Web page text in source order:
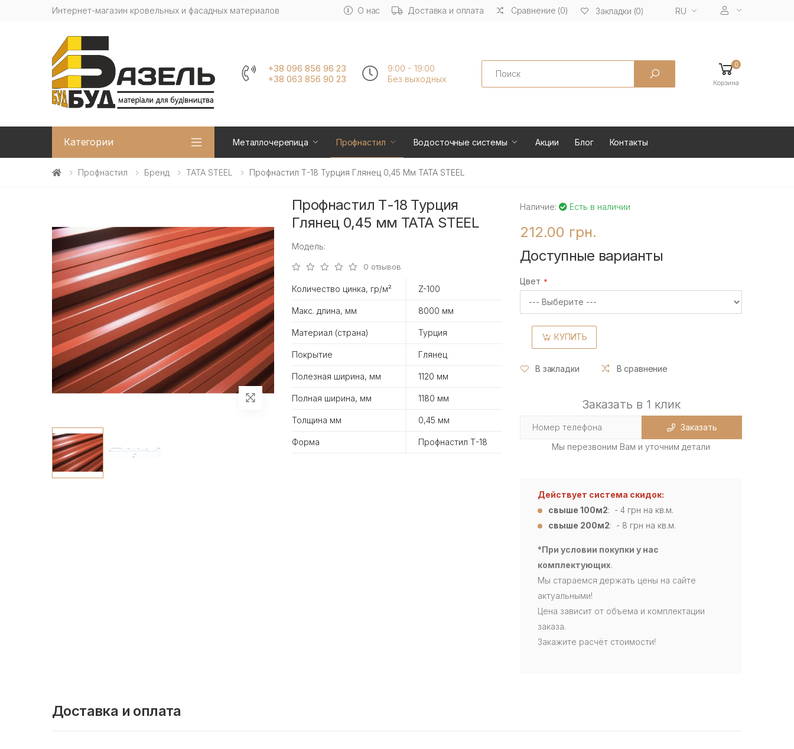
Интернет-магазин кровельных и фасадных материалов О нас Доставка и оплата Сравнение (0) Закладки (0) RU
+38 096 856 96 23
+38 063 856 90 23
9:00 - 19:00
Без выходных
Search 0
Корзина
Категории Металлочерепица Профнастил Водосточные системы Акции Блог Контакты
Профнастил Бренд TATA STEEL Профнастил Т-18 Турция Глянец 0,45 Мм TATA STEEL
Профнастил Т-18 Турция
Глянец 0,45 мм TATA STEEL
Модель:
0 отзывов
Количество цинка, гр/м² Z-100
Макс. длина, мм 8000 мм
Материал (страна) Турция
Покрытие Глянец
Полезная ширина, мм 1120 мм
Полная ширина, мм 1180 мм
Толщина мм 0,45 мм
Форма Профнастил Т-18
Наличие: Есть в наличии
212.00 грн.
Доступные варианты
Цвет
КУПИТЬ
В закладки В сравнение
Заказать в 1 клик
Заказать
Мы перезвоним Вам и уточним детали
Действует система скидок:
свыше 100м2: - 4 грн на кв.м.
свыше 200м2: - 8 грн на кв.м.
*При условии покупки у нас
комплектующих.
Мы стараемся держать цены на сайте
актуальными!
Цена зависит от объема и комплектации
заказа.
Закажите расчёт стоимости!
Доставка и оплата